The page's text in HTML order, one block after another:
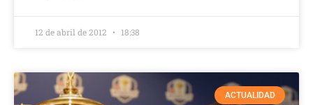
12 de abril de 2012 18:38
ACTUALIDAD